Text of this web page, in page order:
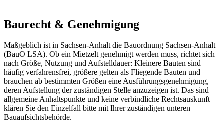
Baurecht & Genehmigung
Maßgeblich ist in Sachsen-Anhalt die Bauordnung Sachsen-Anhalt
(BauO LSA). Ob ein Mietzelt genehmigt werden muss, richtet sich
nach Größe, Nutzung und Aufstelldauer: Kleinere Bauten sind
häufig verfahrensfrei, größere gelten als Fliegende Bauten und
brauchen ab bestimmten Größen eine Ausführungsgenehmigung,
deren Aufstellung der zuständigen Stelle anzuzeigen ist. Das sind
allgemeine Anhaltspunkte und keine verbindliche Rechtsauskunft –
klären Sie den Einzelfall bitte mit Ihrer zuständigen unteren
Bauaufsichtsbehörde.